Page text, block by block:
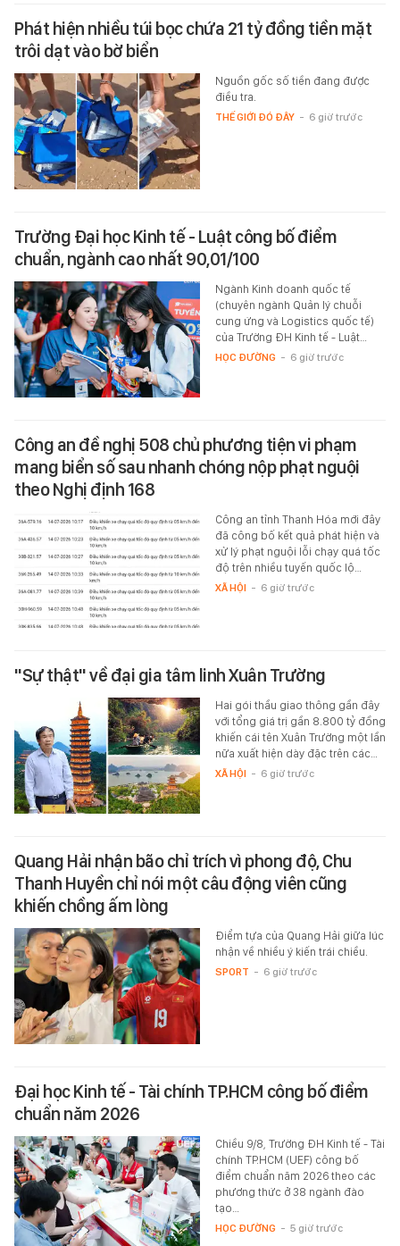
Phát hiện nhiều túi bọc chứa 21 tỷ đồng tiền mặt
trôi dạt vào bờ biển
Nguồn gốc số tiền đang được
điều tra.
THẾ GIỚI ĐÓ ĐÂY - 6 giờ trước
Trường Đại học Kinh tế - Luật công bố điểm
chuẩn, ngành cao nhất 90,01/100
Ngành Kinh doanh quốc tế
(chuyên ngành Quản lý chuỗi
cung ứng và Logistics quốc tế)
của Trường ĐH Kinh tế - Luật…
HỌC ĐƯỜNG - 6 giờ trước
Công an đề nghị 508 chủ phương tiện vi phạm
mang biển số sau nhanh chóng nộp phạt nguội
theo Nghị định 168
Công an tỉnh Thanh Hóa mới đây
đã công bố kết quả phát hiện và
xử lý phạt nguội lỗi chạy quá tốc
độ trên nhiều tuyến quốc lộ…
XÃ HỘI - 6 giờ trước
"Sự thật" về đại gia tâm linh Xuân Trường
Hai gói thầu giao thông gần đây
với tổng giá trị gần 8.800 tỷ đồng
khiến cái tên Xuân Trường một lần
nữa xuất hiện dày đặc trên các…
XÃ HỘI - 6 giờ trước
Quang Hải nhận bão chỉ trích vì phong độ, Chu
Thanh Huyền chỉ nói một câu động viên cũng
khiến chồng ấm lòng
Điểm tựa của Quang Hải giữa lúc
nhận về nhiều ý kiến trái chiều.
SPORT - 6 giờ trước
Đại học Kinh tế - Tài chính TP.HCM công bố điểm
chuẩn năm 2026
Chiều 9/8, Trường ĐH Kinh tế - Tài
chính TP.HCM (UEF) công bố
điểm chuẩn năm 2026 theo các
phương thức ở 38 ngành đào
tạo…
HỌC ĐƯỜNG - 5 giờ trước